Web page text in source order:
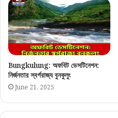
Bungkulung: অফবিট ডেসটিনেশন:
নির্জনতার স্বর্গরাজ্য বুনকুলুং
June 21, 2025